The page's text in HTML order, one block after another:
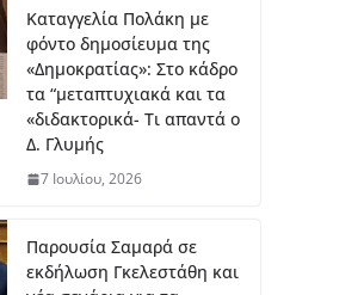
λλ
ιο
γι
α
τη
ητ
ρο
Καταγγελία Πολάκη με
φόντο δημοσίευμα της
«Δημοκρατίας»: Στο κάδρο
τα “μεταπτυχιακά και τα
«διδακτορικά- Τι απαντά ο
Δ. Γλυμής
7 Ιουλίου, 2026
Παρουσία Σαμαρά σε
εκδήλωση Γκελεστάθη και